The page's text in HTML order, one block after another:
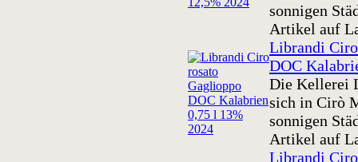
sonnigen
Artikel auf
Librandi
DOC
Die Kellerei
sich in Cirò
sonnigen
Artikel auf
Librandi